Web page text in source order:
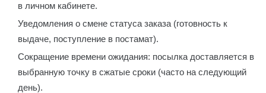
в личном кабинете.
Уведомления о смене статуса заказа (готовность к
выдаче, поступление в постамат).
Сокращение времени ожидания: посылка доставляется в
выбранную точку в сжатые сроки (часто на следующий
день).